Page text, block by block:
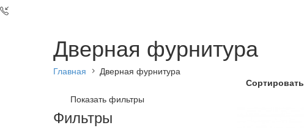
Дверная фурнитура
Главная Дверная фурнитура
Показать фильтры
Фильтры
Сортировать